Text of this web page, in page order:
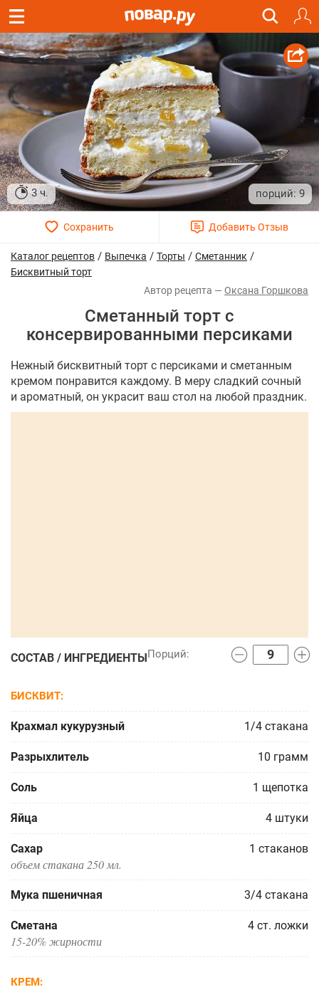
3 ч. 9
Каталог рецептов / Выпечка / Торты / Сметанник /
Бисквитный торт
Оксана Горшкова
Сметанный торт с
консервированными персиками
Нежный бисквитный торт с персиками и сметанным
кремом понравится каждому. В меру сладкий сочный
и ароматный, он украсит ваш стол на любой праздник.
СОСТАВ / ИНГРЕДИЕНТЫ
БИСКВИТ
Крахмал кукурузный 1/4 стакана
Разрыхлитель 10 грамм
Соль 1 щепотка
Яйца 4 штуки
Сахар 1 стаканов
объем стакана 250 мл.
Мука пшеничная 3/4 стакана
Сметана 4 ст. ложки
15-20% жирности
КРЕМ